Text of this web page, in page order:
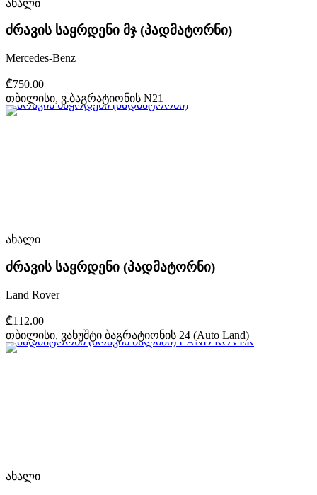
ახალი
ძრავის საყრდენი მჯ (პადმატორნი)
Mercedes-Benz
₾750.00
თბილისი, ვ.ბაგრატიონის N21
ახალი
ძრავის საყრდენი (პადმატორნი)
Land Rover
₾112.00
თბილისი, ვახუშტი ბაგრატიონის 24 (Auto Land)
ახალი